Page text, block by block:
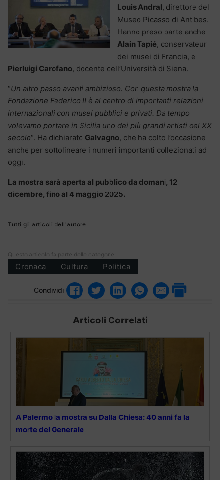
Louis Andral, direttore del
Museo Picasso di Antibes.
Hanno preso parte anche
Alain Tapié, conservateur
dei musei di Francia, e
Pierluigi Carofano, docente dell’Università di Siena.
“Un altro passo avanti ambizioso. Con questa mostra la
Fondazione Federico II è al centro di importanti relazioni
internazionali con musei pubblici e privati. Da tempo
volevamo portare in Sicilia uno dei più grandi artisti del XX
secolo“. Ha dichiarato Galvagno, che ha colto l’occasione
anche per sottolineare i numeri importanti collezionati ad
oggi.
La mostra sarà aperta al pubblico da domani, 12
dicembre, fino al 4 maggio 2025.
Tutti gli articoli dell'autore
Questo articolo fa parte delle categorie:
Cronaca Cultura Politica
Condividi
Articoli Correlati
A Palermo la mostra su Dalla Chiesa: 40 anni fa la
morte del Generale